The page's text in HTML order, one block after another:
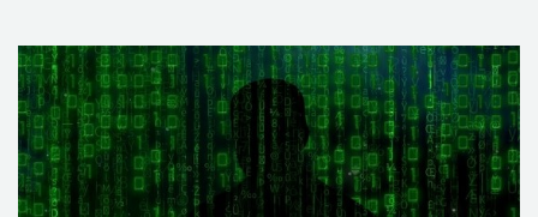
NOS ACTIONS
CONTACT